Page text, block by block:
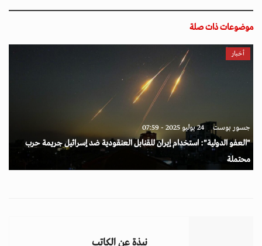
موضوعات ذات صلة
أخبار
جسور بوست 24 يوليو 2025 - 07:59
"العفو الدولية": استخدام إيران للقنابل العنقودية ضد إسرائيل جريمة حرب
محتملة
نبذة عن الكاتب